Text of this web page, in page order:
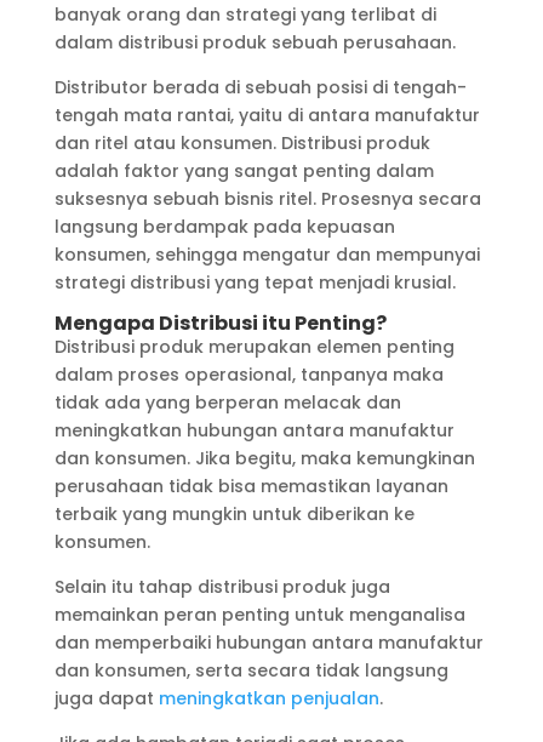
banyak orang dan strategi yang terlibat di
dalam distribusi produk sebuah perusahaan.
Distributor berada di sebuah posisi di tengah-
tengah mata rantai, yaitu di antara manufaktur
dan ritel atau konsumen. Distribusi produk
adalah faktor yang sangat penting dalam
suksesnya sebuah bisnis ritel. Prosesnya secara
langsung berdampak pada kepuasan
konsumen, sehingga mengatur dan mempunyai
strategi distribusi yang tepat menjadi krusial.
Mengapa Distribusi itu Penting?
Distribusi produk merupakan elemen penting
dalam proses operasional, tanpanya maka
tidak ada yang berperan melacak dan
meningkatkan hubungan antara manufaktur
dan konsumen. Jika begitu, maka kemungkinan
perusahaan tidak bisa memastikan layanan
terbaik yang mungkin untuk diberikan ke
konsumen.
Selain itu tahap distribusi produk juga
memainkan peran penting untuk menganalisa
dan memperbaiki hubungan antara manufaktur
dan konsumen, serta secara tidak langsung
juga dapat meningkatkan penjualan.